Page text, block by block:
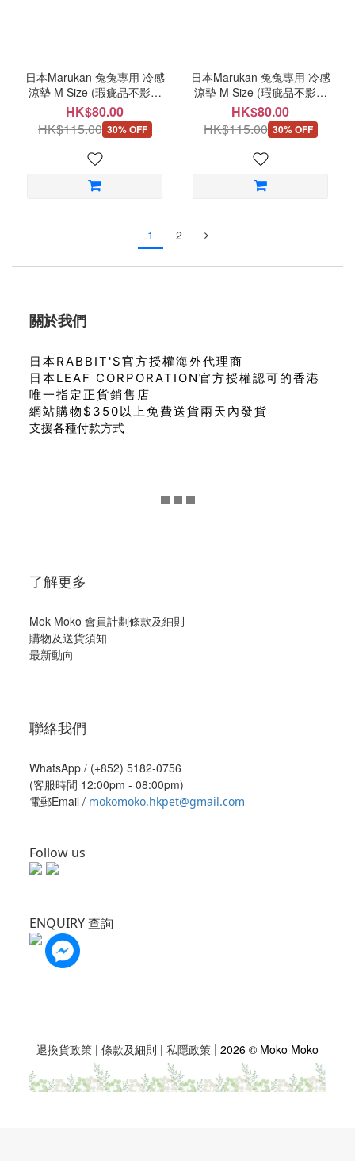
日本Marukan 兔兔專用 冷感
涼墊 M Size (瑕疵品不影響
品質) D73
HK$80.00
HK$115.00 30% OFF
日本Marukan 兔兔專用 冷感
涼墊 M Size (瑕疵品不影響
品質) D72
HK$80.00
HK$115.00 30% OFF
1 2
關於我們
日本RABBIT'S官方授權海外代理商
日本LEAF CORPORATION官方授權認可的香港
唯一指定正貨銷售店
網站購物$350以上免費送貨兩天內發貨
支援各種付款方式
了解更多
Mok Moko 會員計劃條款及細則
購物及送貨須知
最新動向
聯絡我們
WhatsApp / (+852) 5182-0756
(客服時間 12:00pm - 08:00pm)
電郵Email / mokomoko.hkpet@gmail.com
Follow us
ENQUIRY 查詢
退換貨政策 | 條款及細則 | 私隱政策 | 2026 © Moko Moko